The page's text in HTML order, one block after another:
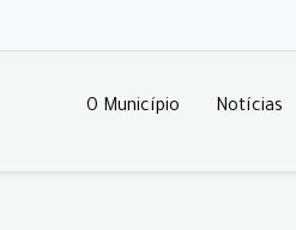
O Município Notícias